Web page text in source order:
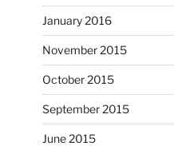
January 2016
November 2015
October 2015
September 2015
June 2015